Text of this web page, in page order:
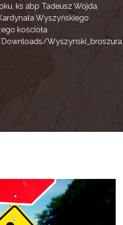
ks abp Tadeusz Wojda
Wyszyńskiego
kościoła